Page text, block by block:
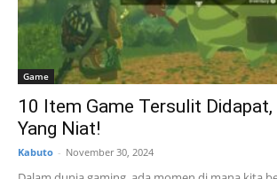
Game
10 Item Game Tersulit Didapat,
Yang Niat!
Kabuto - November 30, 2024